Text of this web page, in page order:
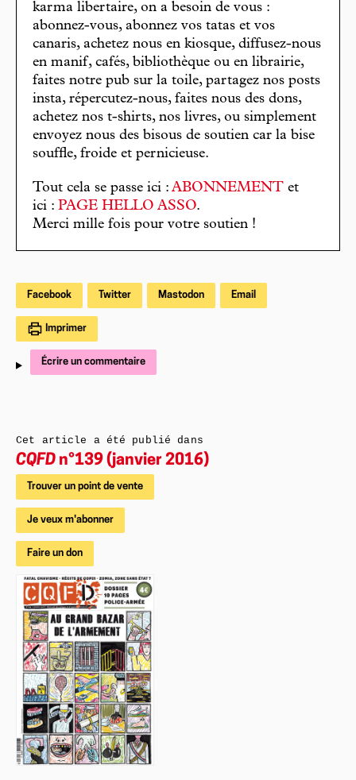
karma libertaire, on a besoin de vous :
abonnez-vous, abonnez vos tatas et vos
canaris, achetez nous en kiosque, diffusez-nous
en manif, cafés, bibliothèque ou en librairie,
faites notre pub sur la toile, partagez nos posts
insta, répercutez-nous, faites nous des dons,
achetez nos t-shirts, nos livres, ou simplement
envoyez nous des bisous de soutien car la bise
souffle, froide et pernicieuse.
Tout cela se passe ici : ABONNEMENT et
ici : PAGE HELLO ASSO.
Merci mille fois pour votre soutien !
Facebook Twitter Mastodon Email
Imprimer
Écrire un commentaire
Cet article a été publié dans
CQFD n°139 (janvier 2016)
Trouver un point de vente
Je veux m'abonner
Faire un don